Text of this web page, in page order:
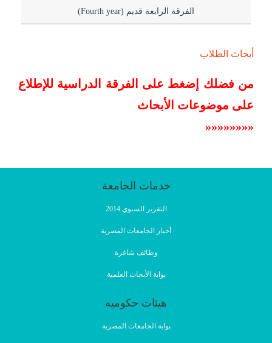
الفرقة الرابعة قديم (Fourth year)
أبحاث الطلاب
من فضلك إضغط على الفرقة الدراسية للإطلاع
على موضوعات الأبحاث
«
«
«
«
«
«
«
«
خدمات الجامعة
التقرير السنوي 2014
أخبار الجامعات المصرية
وظائف شاغرة
بوابة الأبحاث العلمية
هيئات حكوميه
بوابة الجامعات المصرية